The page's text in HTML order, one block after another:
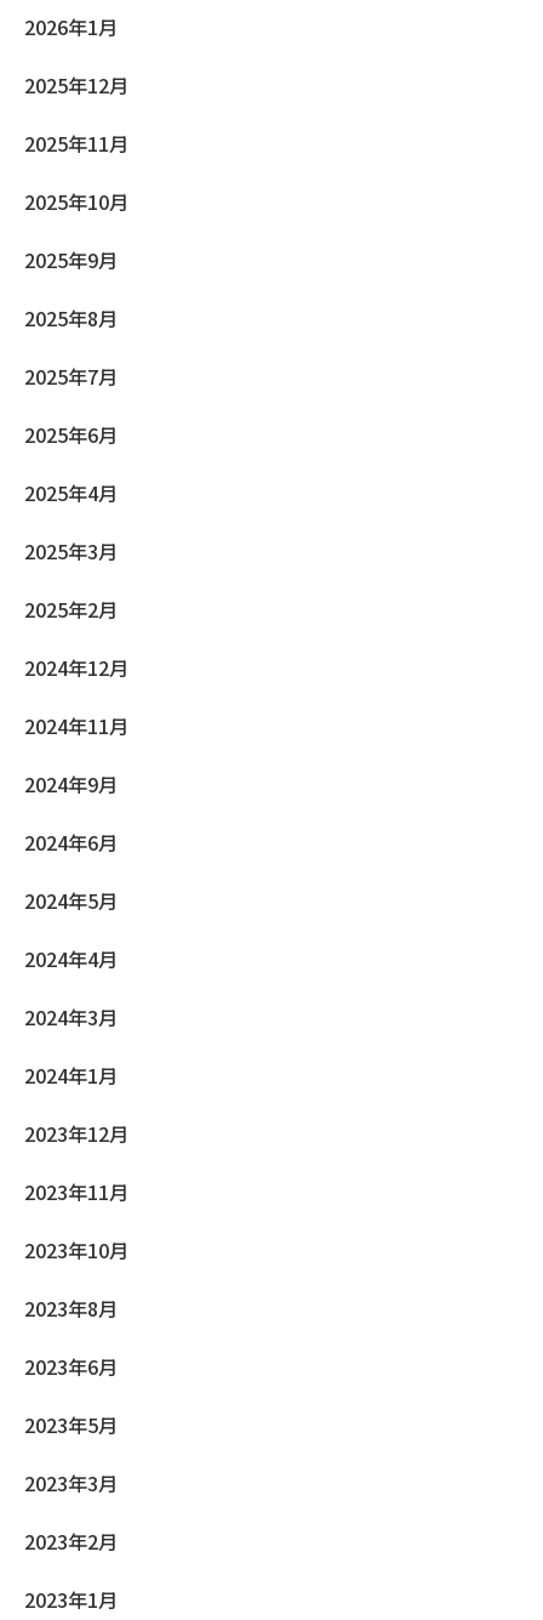
2026年1月
2025年12月
2025年11月
2025年10月
2025年9月
2025年8月
2025年7月
2025年6月
2025年4月
2025年3月
2025年2月
2024年12月
2024年11月
2024年9月
2024年6月
2024年5月
2024年4月
2024年3月
2024年1月
2023年12月
2023年11月
2023年10月
2023年8月
2023年6月
2023年5月
2023年3月
2023年2月
2023年1月